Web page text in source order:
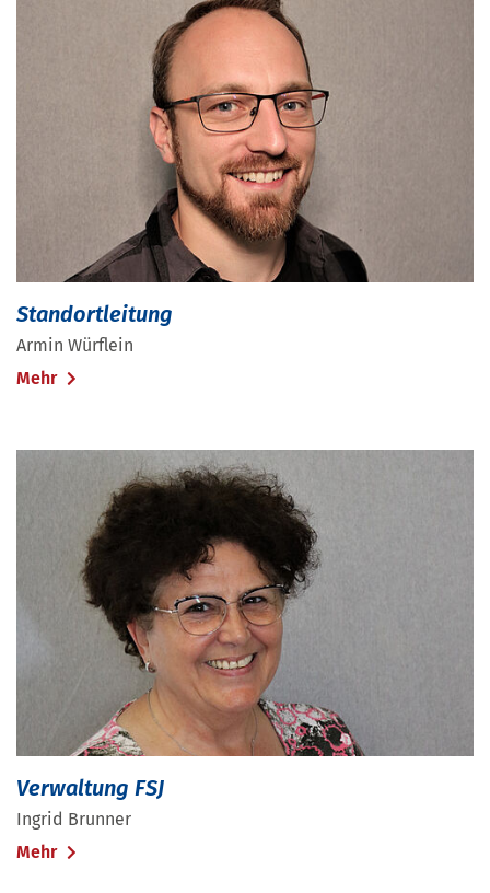
Standortleitung
Armin Würflein
Mehr
Verwaltung FSJ
Ingrid Brunner
Mehr